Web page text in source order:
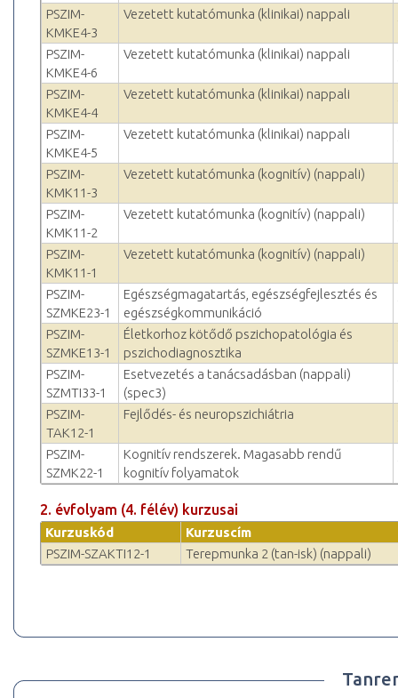
PSZIM-
KMKE4-3
Vezetett kutatómunka (klinikai) nappali
PSZIM-
KMKE4-6
Vezetett kutatómunka (klinikai) nappali
PSZIM-
KMKE4-4
Vezetett kutatómunka (klinikai) nappali
PSZIM-
KMKE4-5
Vezetett kutatómunka (klinikai) nappali
PSZIM-
KMK11-3
Vezetett kutatómunka (kognitív) (nappali)
PSZIM-
KMK11-2
Vezetett kutatómunka (kognitív) (nappali)
PSZIM-
KMK11-1
Vezetett kutatómunka (kognitív) (nappali)
PSZIM-
SZMKE23-1
Egészségmagatartás, egészségfejlesztés és
egészségkommunikáció
PSZIM-
SZMKE13-1
Életkorhoz kötődő pszichopatológia és
pszichodiagnosztika
PSZIM-
SZMTI33-1
Esetvezetés a tanácsadásban (nappali)
(spec3)
PSZIM-
TAK12-1
Fejlődés- és neuropszichiátria
PSZIM-
SZMK22-1
Kognitív rendszerek. Magasabb rendű
kognitív folyamatok
2. évfolyam (4. félév) kurzusai
Kurzuskód
Kurzuscím
PSZIM-SZAKTI12-1
Terepmunka 2 (tan-isk) (nappali)